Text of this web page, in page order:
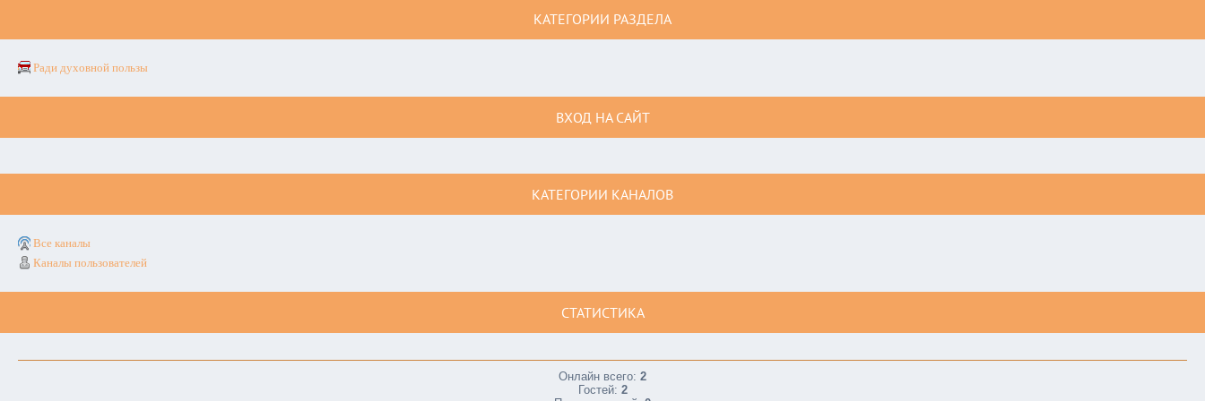
КАТЕГОРИИ РАЗДЕЛА
Ради духовной пользы
ВХОД НА САЙТ
КАТЕГОРИИ КАНАЛОВ
Все каналы
Каналы пользователей
СТАТИСТИКА
Онлайн всего: 2
Гостей: 2